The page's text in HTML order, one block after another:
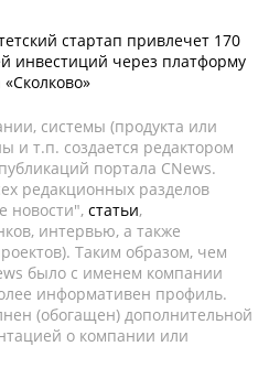
стартап привлечет 170
инвестиций через платформу
системы (продукта или
и т.п. создается редактором
портала CNews.
редакционных разделов
новости", статьи,
интервью, а также
Таким образом, чем
было с именем компании
информативен профиль.
(обогащен) дополнительной
о компании или